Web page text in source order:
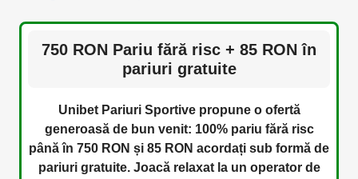
750 RON Pariu fără risc + 85 RON în
pariuri gratuite
Unibet Pariuri Sportive propune o ofertă
generoasă de bun venit: 100% pariu fără risc
până în 750 RON și 85 RON acordați sub formă de
pariuri gratuite. Joacă relaxat la un operator de